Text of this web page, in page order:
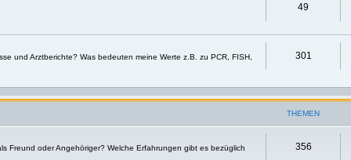
49
und Arztberichte? Was bedeuten meine Werte z.B. zu PCR, FISH, 301
THEMEN
Freund oder Angehöriger? Welche Erfahrungen gibt es bezüglich 356